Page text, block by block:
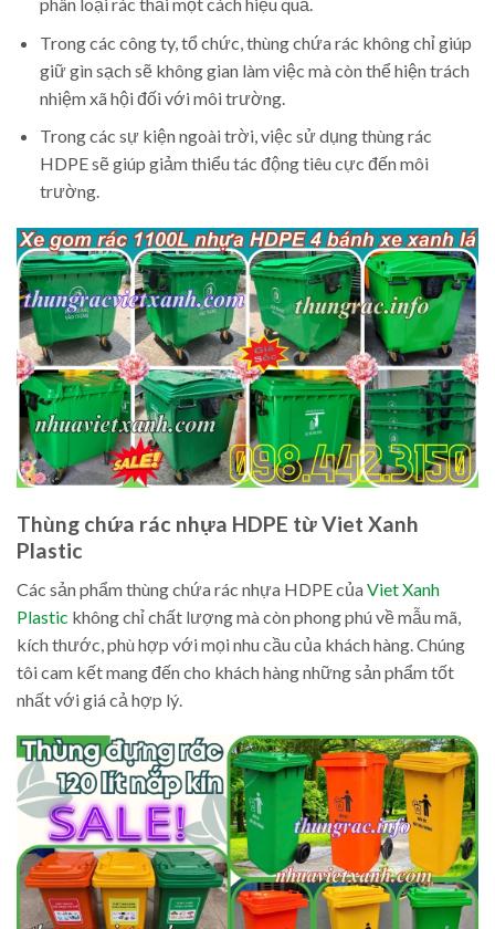
Trong các công ty, tổ chức, thùng chứa rác không chỉ giúp
giữ gìn sạch sẽ không gian làm việc mà còn thể hiện trách
nhiệm xã hội đối với môi trường.
Trong các sự kiện ngoài trời, việc sử dụng thùng rác
HDPE sẽ giúp giảm thiểu tác động tiêu cực đến môi
trường.
Thùng chứa rác nhựa HDPE từ Viet Xanh
Plastic
Các sản phẩm thùng chứa rác nhựa HDPE củaViet Xanh
Plastic không chỉ chất lượng mà còn phong phú về mẫu mã,
kích thước, phù hợp với mọi nhu cầu của khách hàng. Chúng
tôi cam kết mang đến cho khách hàng những sản phẩm tốt
nhất với giá cả hợp lý.